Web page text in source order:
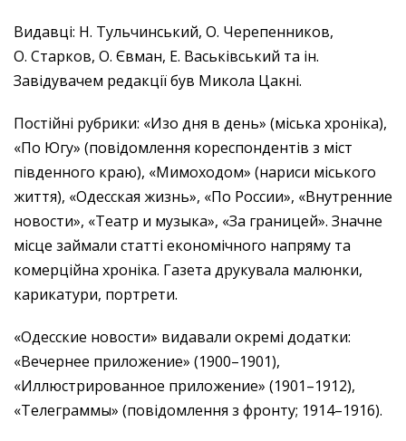
Видавці: Н. Тульчинський, О. Черепенников,
О. Старков, О. Євман, Е. Васьківський та ін.
Завідувачем редакції був Микола Цакні.
Постійні рубрики: «Изо дня в день» (міська хроніка),
«По Югу» (повідомлення кореспондентів з міст
південного краю), «Мимоходом» (нариси міського
життя), «Одесская жизнь», «По России», «Внутренние
новости», «Театр и музыка», «За границей». Значне
місце займали статті економічного напряму та
комерційна хроніка. Газета друкувала малюнки,
карикатури, портрети.
«Одесские новости» видавали окремі додатки:
«Вечернее приложение» (1900–1901),
«Иллюстрированное приложение» (1901–1912),
«Телеграммы» (повідомлення з фронту; 1914–1916).